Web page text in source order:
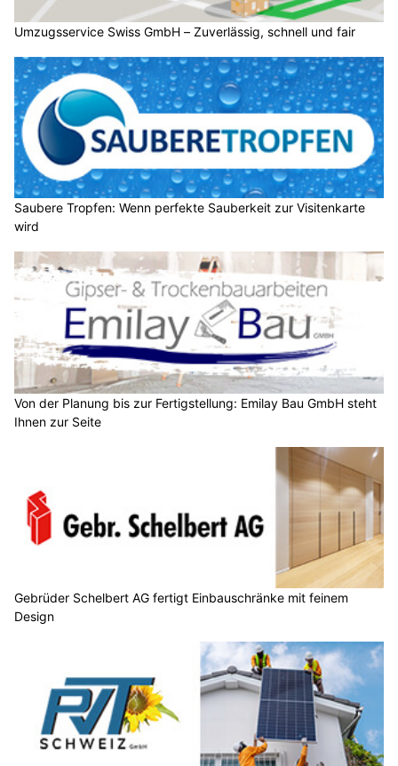
Umzugsservice Swiss GmbH – Zuverlässig, schnell und fair
Saubere Tropfen: Wenn perfekte Sauberkeit zur Visitenkarte
wird
Von der Planung bis zur Fertigstellung: Emilay Bau GmbH steht
Ihnen zur Seite
Gebrüder Schelbert AG fertigt Einbauschränke mit feinem
Design